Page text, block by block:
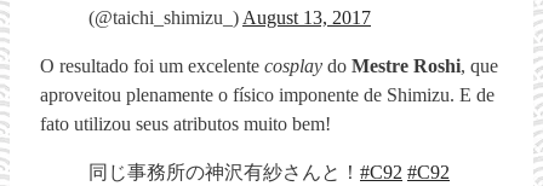
(@taichi_shimizu_) August 13, 2017
O resultado foi um excelente cosplay do Mestre Roshi, que
aproveitou plenamente o físico imponente de Shimizu. E de
fato utilizou seus atributos muito bem!
同じ事務所の神沢有紗さんと！ #C92 #C92